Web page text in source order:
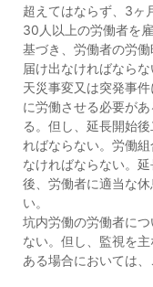
超えてはならず、3ヶ
30人以上の労働者を
基づき、労働者の労
届け出なければならな
天災事変又は突発事
に労働させる必要が
る。但し、延長開始
ればならない。労働
なければならない。
後、労働者に適当な
い。
坑内労働の労働者に
ない。但し、監視を
ある場合においては、